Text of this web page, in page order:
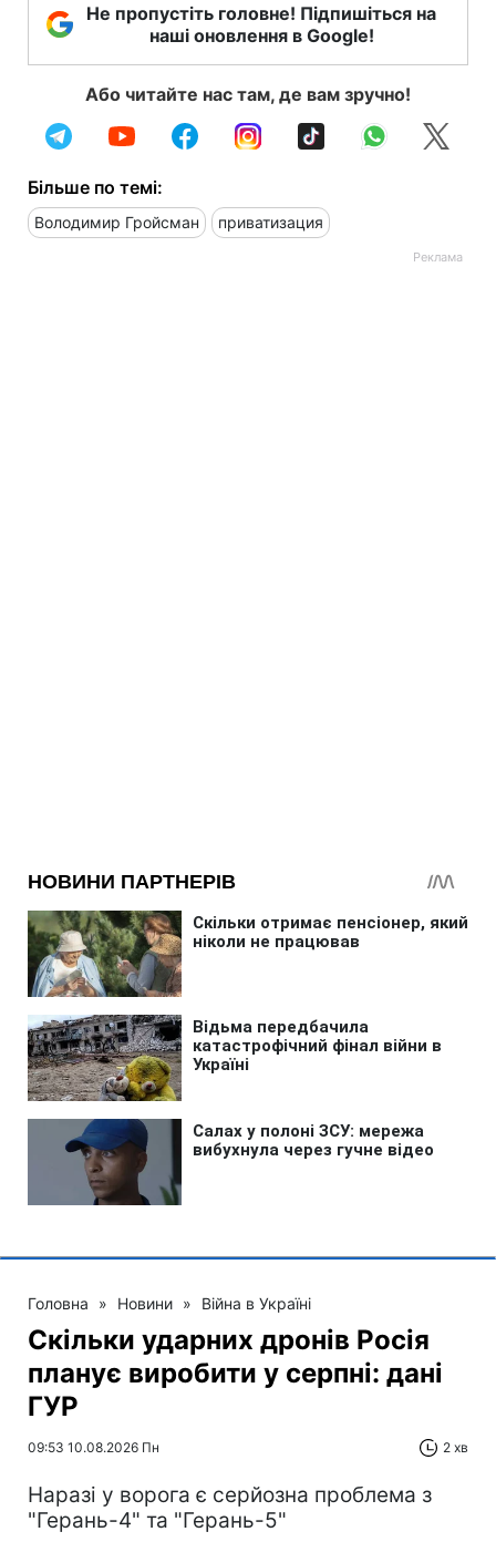
Не пропустіть головне! Підпишіться на
наші оновлення в Google!
Або читайте нас там, де вам зручно!
Більше по темі:
Володимир Гройсман приватизация
Головна » Новини » Війна в Україні
Скільки ударних дронів Росія
планує виробити у серпні: дані
ГУР
09:53 10.08.2026 Пн 2 хв
Наразі у ворога є серйозна проблема з
"Герань-4" та "Герань-5"